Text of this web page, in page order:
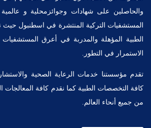
والحاصلين على شهادات وجوائزمحلية و عالمية
المستشفيات التركية المنتشرة في اسطنبول
الطبية المؤهلة والمدربة في أعرق المستشفيات
الاستمرار في التطور.
تقدم مؤسستنا خدمات الرعاية الصحية
كافة التخصصات الطبية كما نقدم كافة المعالجات
من جميع أنحاء العالم.